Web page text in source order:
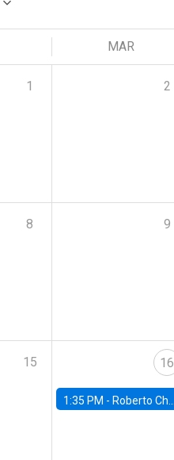
MAR
1 2
8 9
15 16
1:35 PM - Roberto Chang, Rutgers University